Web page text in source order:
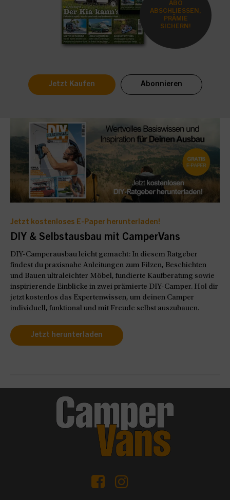
ABO
ABSCHLIESSEN,
PRÄMIE
SICHERN!
Jetzt Kaufen Abonnieren
Jetzt kostenloses E-Paper herunterladen!
DIY & Selbstausbau mit CamperVans
DIY-Camperausbau leicht gemacht: In diesem Ratgeber
findest du praxisnahe Anleitungen zum Filzen, Beschichten
und Bauen ultraleichter Möbel, fundierte Kaufberatung sowie
inspirierende Einblicke in zwei prämierte DIY-Camper. Hol dir
jetzt kostenlos das Expertenwissen, um deinen Camper
individuell, funktional und mit Freude selbst auszubauen.
Jetzt herunterladen